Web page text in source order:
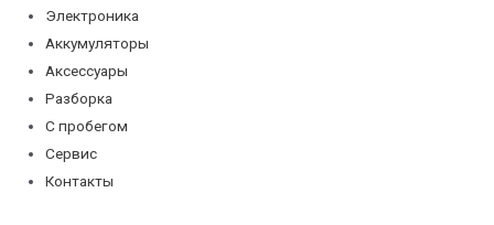
Электроника
Аккумуляторы
Аксессуары
Разборка
С пробегом
Сервис
Контакты